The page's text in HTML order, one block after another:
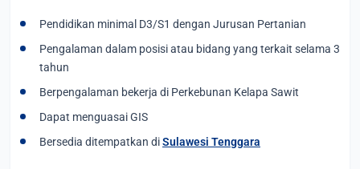
Pendidikan minimal D3/S1 dengan Jurusan Pertanian
Pengalaman dalam posisi atau bidang yang terkait selama 3
tahun
Berpengalaman bekerja di Perkebunan Kelapa Sawit
Dapat menguasai GIS
Bersedia ditempatkan diSulawesi Tenggara